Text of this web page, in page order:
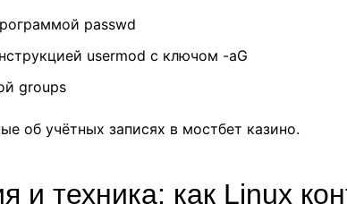
passwd
usermod с ключом -aG
groups
об учётных записях в мостбет казино.
и техника: как Linux